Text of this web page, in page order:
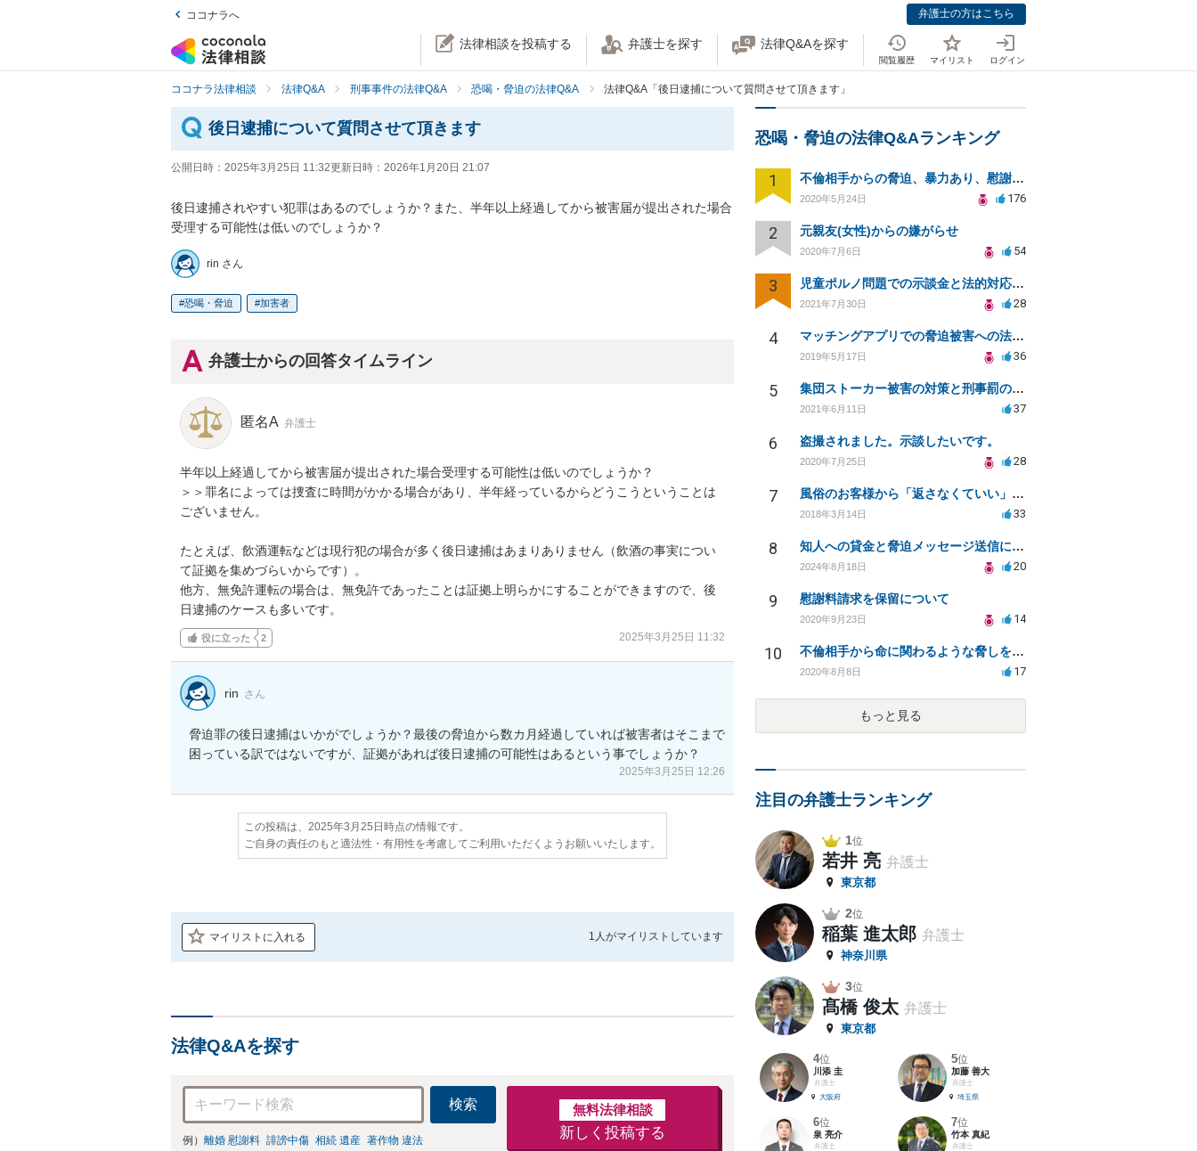
ココナラへ 弁護士の方はこちら
法律相談を投稿する 弁護士を探す 法律Q&Aを探す
閲覧履歴 マイリスト ログイン
ココナラ法律相談 法律Q&A 刑事事件の法律Q&A 恐喝・脅迫の法律Q&A 法律Q&A「後日逮捕について質問させて頂きます」
後日逮捕について質問させて頂きます
公開日時： 2025年3月25日 11:32更新日時： 2026年1月20日 21:07
後日逮捕されやすい犯罪はあるのでしょうか？また、半年以上経過してから被害届が提出された場合
受理する可能性は低いのでしょうか？
rin さん
恐喝・脅迫 加害者
弁護士からの回答タイムライン
匿名A 弁護士
半年以上経過してから被害届が提出された場合受理する可能性は低いのでしょうか？
＞＞罪名によっては捜査に時間がかかる場合があり、半年経っているからどうこうということは
ございません。
たとえば、飲酒運転などは現行犯の場合が多く後日逮捕はあまりありません（飲酒の事実につい
て証拠を集めづらいからです）。
他方、無免許運転の場合は、無免許であったことは証拠上明らかにすることができますので、後
日逮捕のケースも多いです。
役に立った 2 2025年3月25日 11:32
rin さん
脅迫罪の後日逮捕はいかがでしょうか？最後の脅迫から数カ月経過していれば被害者はそこまで
困っている訳ではないですが、証拠があれば後日逮捕の可能性はあるという事でしょうか？
2025年3月25日 12:26
この投稿は、2025年3月25日時点の情報です。
ご自身の責任のもと適法性・有用性を考慮してご利用いただくようお願いいたします。
マイリストに入れる 1人がマイリストしています
法律Q&Aを探す
検索
例） 離婚 慰謝料 誹謗中傷 相続 遺産 著作物 違法
無料法律相談
新しく投稿する
恐喝・脅迫の法律Q&Aランキング
1 不倫相手からの脅迫、暴力あり、慰謝料は払わなければいけませんか
2020年5月24日 176
2 元親友(女性)からの嫌がらせ
2020年7月6日 54
3 児童ポルノ問題での示談金と法的対応についての相談
2021年7月30日 28
4 マッチングアプリでの脅迫被害への法的対処法とは？
2019年5月17日 36
5 集団ストーカー被害の対策と刑事罰のための相談先は？
2021年6月11日 37
6 盗撮されました。示談したいです。
2020年7月25日 28
7 風俗のお客様から「返さなくていい」ともらったお金の返済を強要されています
2018年3月14日 33
8 知人への貸金と脅迫メッセージ送信に関する法的リスクは？
2024年8月18日 20
9 慰謝料請求を保留について
2020年9月23日 14
10 不倫相手から命に関わるような脅しを受け、恐怖から精神的にまいっています。
2020年8月8日 17
もっと見る
注目の弁護士ランキング
1位
若井 亮 弁護士
東京都
2位
稲葉 進太郎 弁護士
神奈川県
3位
髙橋 俊太 弁護士
東京都
4位
川添 圭
弁護士
大阪府
5位
加藤 善大
弁護士
埼玉県
6位
泉 亮介
弁護士
7位
竹本 真紀
弁護士